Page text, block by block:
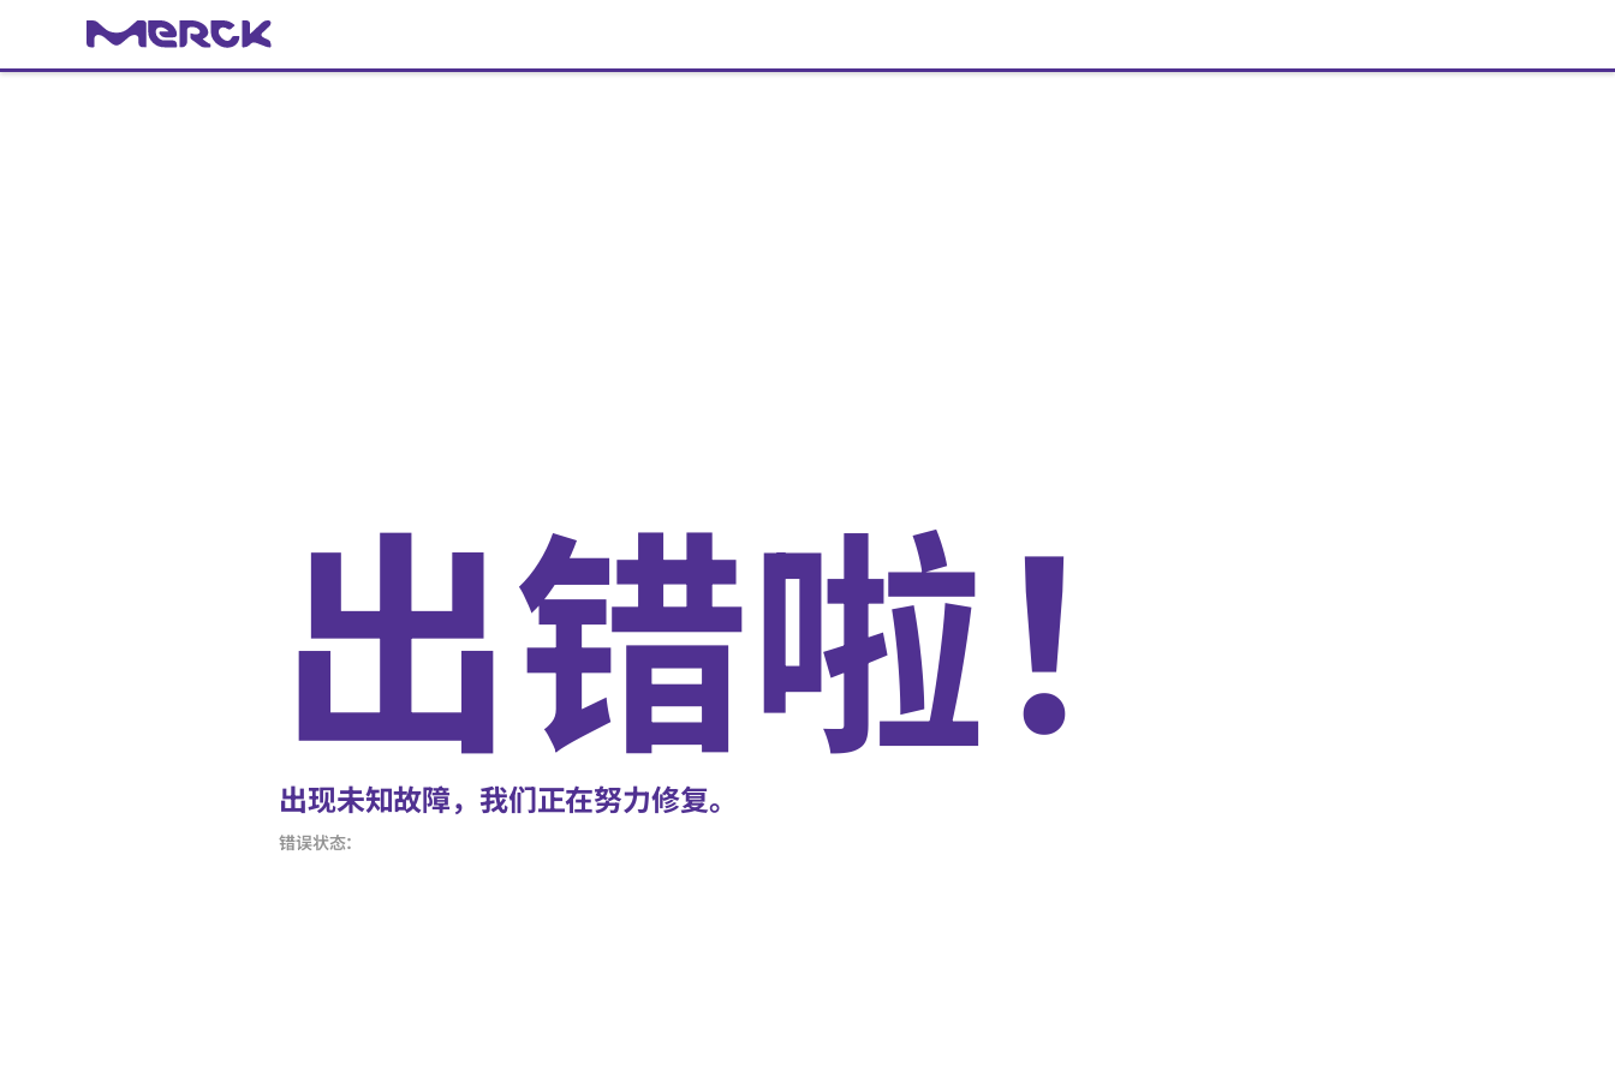
出错啦！
出现未知故障，我们正在努力修复。
错误状态：